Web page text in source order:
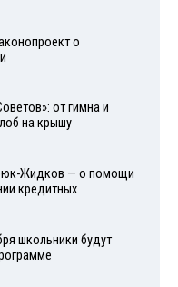
о
от гимна и
на крышу
Жидков — о помощи
кредитных
школьники будут